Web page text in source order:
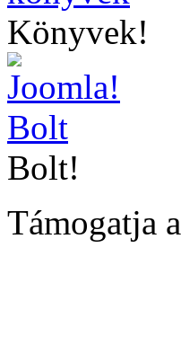
Könyvek!
Bolt!
Támogatja a